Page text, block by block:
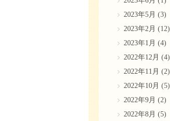
2023年5月 (3)
2023年2月 (12)
2023年1月 (4)
2022年12月 (4)
2022年11月 (2)
2022年10月 (5)
2022年9月 (2)
2022年8月 (5)